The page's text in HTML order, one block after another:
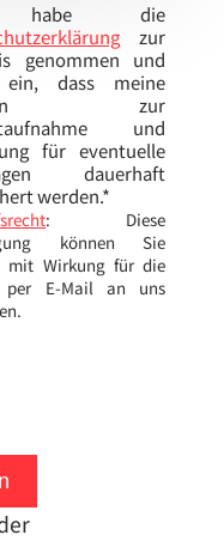
die
zur
genommen und
dass meine
zur
und
für eventuelle
dauerhaft
werden.*
: Diese
können Sie
mit Wirkung für die
per E-Mail an uns